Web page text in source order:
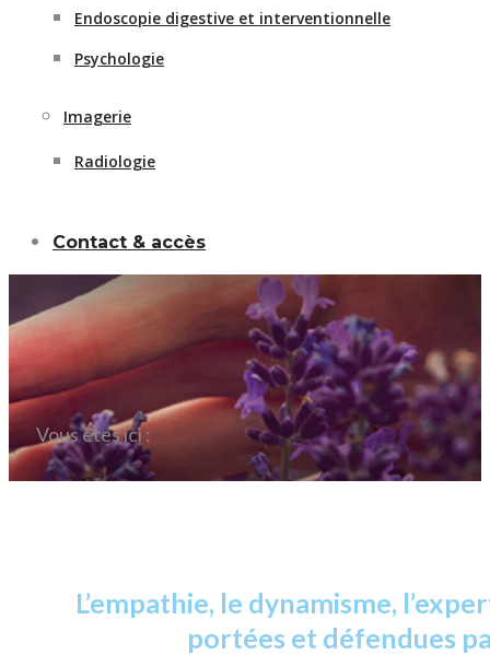
Endoscopie digestive et interventionnelle
Psychologie
Imagerie
Radiologie
Contact & accès
Vous êtes ici :
L’empathie, le dynamisme,
portées et défendues